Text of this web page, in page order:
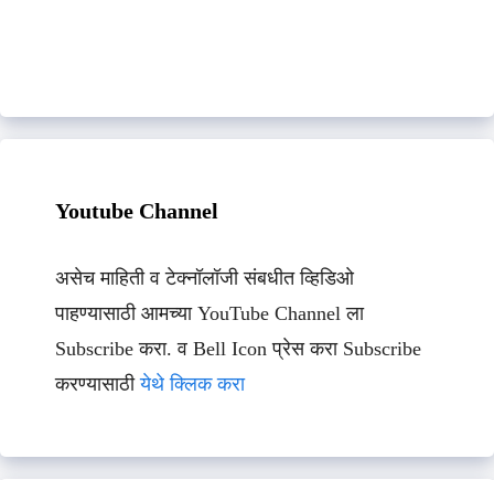
Youtube Channel
असेच माहिती व टेक्नॉलॉजी संबधीत व्हिडिओ
पाहण्यासाठी आमच्या YouTube Channel ला
Subscribe करा. व Bell Icon प्रेस करा Subscribe
करण्यासाठीयेथे क्लिक करा